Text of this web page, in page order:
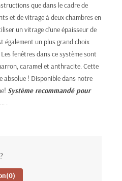
que dans le cadre de
et de vitrage à deux chambres en
un vitrage d’une épaisseur de
également un plus grand choix
fenêtres dans ce système sont
caramel et anthracite. Cette
absolue ! Disponible dans notre
Système recommandé pour
.
(0)